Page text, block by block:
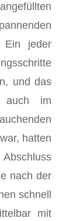
Ein jeder
und das
auch im
hatten
nach der
schnell
mit